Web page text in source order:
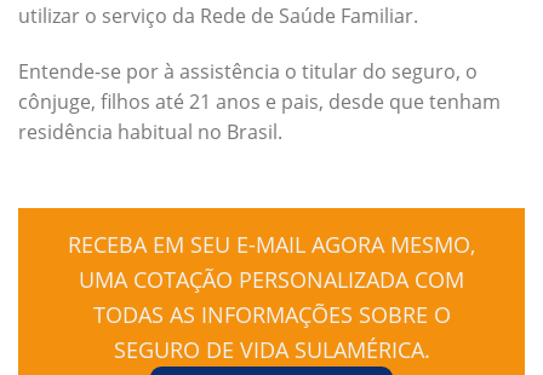
utilizar o serviço da Rede de Saúde Familiar.
Entende-se por à assistência o titular do seguro, o
cônjuge, filhos até 21 anos e pais, desde que tenham
residência habitual no Brasil.
RECEBA EM SEU E-MAIL AGORA MESMO,
UMA COTAÇÃO PERSONALIZADA COM
TODAS AS INFORMAÇÕES SOBRE O
SEGURO DE VIDA SULAMÉRICA.